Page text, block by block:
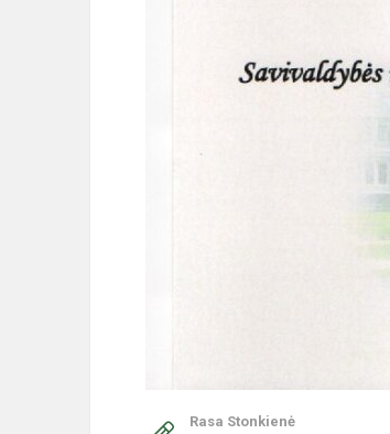
Rasa Stonkienė